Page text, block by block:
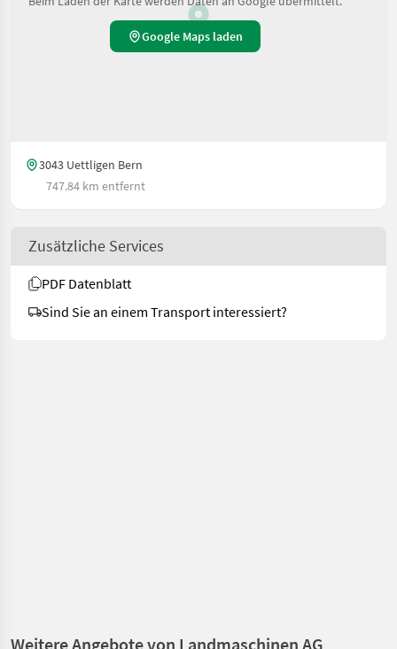
Google Maps laden
3043 Uettligen Bern
747.84 km entfernt
Zusätzliche Services
PDF Datenblatt
Sind Sie an einem Transport interessiert?
Weitere Angebote von Landmaschinen AG